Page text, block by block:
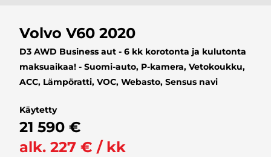
Volvo V60 2020
D3 AWD Business aut - 6 kk korotonta ja kulutonta
maksuaikaa! - Suomi-auto, P-kamera, Vetokoukku,
ACC, Lämpöratti, VOC, Webasto, Sensus navi
Käytetty
21 590 €
alk. 227 € / kk